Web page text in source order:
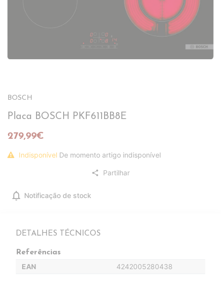
BOSCH
Placa BOSCH PKF611BB8E
279,99€
Indisponível De momento artigo indisponível
share Partilhar
notifications Notificação de stock
DETALHES TÉCNICOS
Referências
EAN 4242005280438